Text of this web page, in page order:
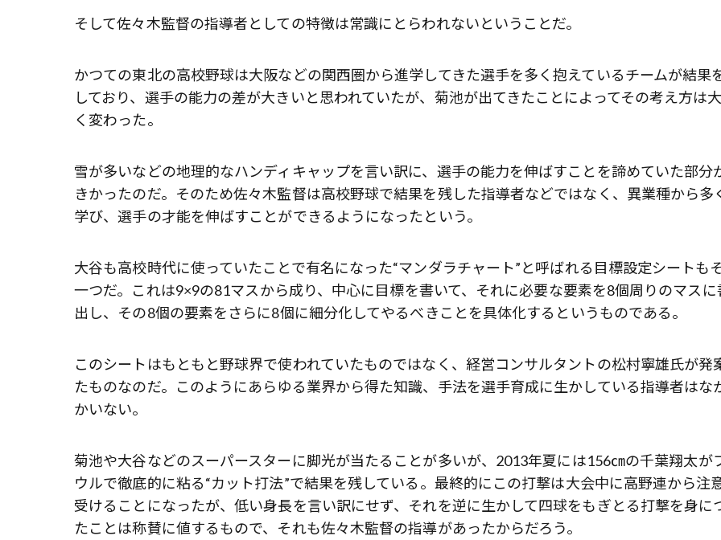
そして佐々木監督の指導者としての特徴は常識にとらわれないということだ。
かつての東北の高校野球は大阪などの関西圏から進学してきた選手を多く抱えているチームが結果
しており、選手の能力の差が大きいと思われていたが、菊池が出てきたことによってその考え方は
く変わった。
雪が多いなどの地理的なハンディキャップを言い訳に、選手の能力を伸ばすことを諦めていた部分
きかったのだ。そのため佐々木監督は高校野球で結果を残した指導者などではなく、異業種から多
学び、選手の才能を伸ばすことができるようになったという。
大谷も高校時代に使っていたことで有名になった“マンダラチャート”と呼ばれる目標設定シートも
一つだ。これは9×9の81マスから成り、中心に目標を書いて、それに必要な要素を8個周りのマスに
出し、その8個の要素をさらに8個に細分化してやるべきことを具体化するというものである。
このシートはもともと野球界で使われていたものではなく、経営コンサルタントの松村寧雄氏が発
たものなのだ。このようにあらゆる業界から得た知識、手法を選手育成に生かしている指導者はな
かいない。
菊池や大谷などのスーパースターに脚光が当たることが多いが、2013年夏には156㎝の千葉翔太が
ウルで徹底的に粘る“カット打法”で結果を残している。最終的にこの打撃は大会中に高野連から注
受けることになったが、低い身長を言い訳にせず、それを逆に生かして四球をもぎとる打撃を身に
たことは称賛に値するもので、それも佐々木監督の指導があったからだろう。